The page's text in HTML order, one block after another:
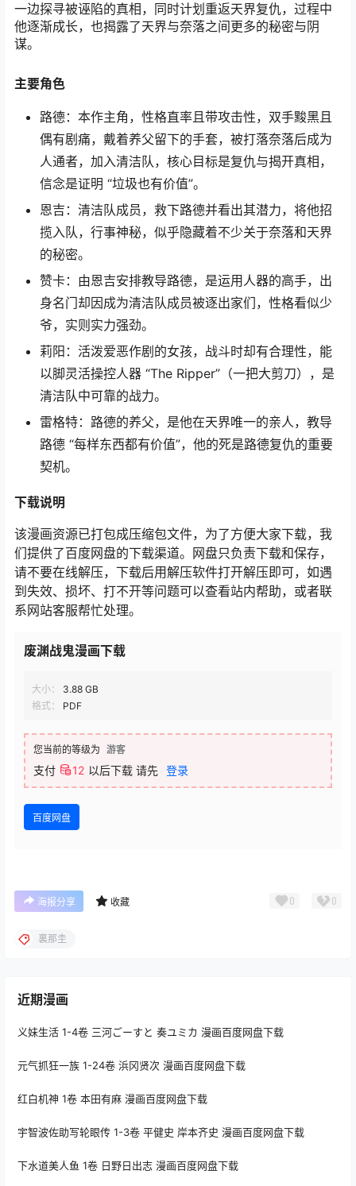
一边探寻被诬陷的真相，同时计划重返天界复仇，过程中
他逐渐成长，也揭露了天界与奈落之间更多的秘密与阴
谋。
主要角色
路德：本作主角，性格直率且带攻击性，双手黢黑且
偶有剧痛，戴着养父留下的手套，被打落奈落后成为
人通者，加入清洁队，核心目标是复仇与揭开真相，
信念是证明 “垃圾也有价值”。
恩吉：清洁队成员，救下路德并看出其潜力，将他招
揽入队，行事神秘，似乎隐藏着不少关于奈落和天界
的秘密。
赞卡：由恩吉安排教导路德，是运用人器的高手，出
身名门却因成为清洁队成员被逐出家们，性格看似少
爷，实则实力强劲。
莉阳：活泼爱恶作剧的女孩，战斗时却有合理性，能
以脚灵活操控人器 “The Ripper”（一把大剪刀），是
清洁队中可靠的战力。
雷格特：路德的养父，是他在天界唯一的亲人，教导
路德 “每样东西都有价值”，他的死是路德复仇的重要
契机。
下载说明
该漫画资源已打包成压缩包文件，为了方便大家下载，我
们提供了百度网盘的下载渠道。网盘只负责下载和保存，
请不要在线解压，下载后用解压软件打开解压即可，如遇
到失效、损坏、打不开等问题可以查看站内帮助，或者联
系网站客服帮忙处理。
废渊战鬼漫画下载
大小：
3.88 GB
格式：
PDF
您当前的等级为 游客
支付 12 以后下载 请先 登录
百度网盘
海报分享 收藏 0 0
裏那圭
近期漫画
义妹生活 1-4卷 三河ごーすと 奏ユミカ 漫画百度网盘下载
元气抓狂一族 1-24卷 浜冈贤次 漫画百度网盘下载
红白机神 1卷 本田有麻 漫画百度网盘下载
宇智波佐助写轮眼传 1-3卷 平健史 岸本齐史 漫画百度网盘下载
下水道美人鱼 1卷 日野日出志 漫画百度网盘下载